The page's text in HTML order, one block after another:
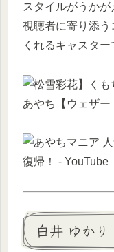
スタイルがうかが
視聴者に寄り添う
くれるキャスター
白井 ゆかり